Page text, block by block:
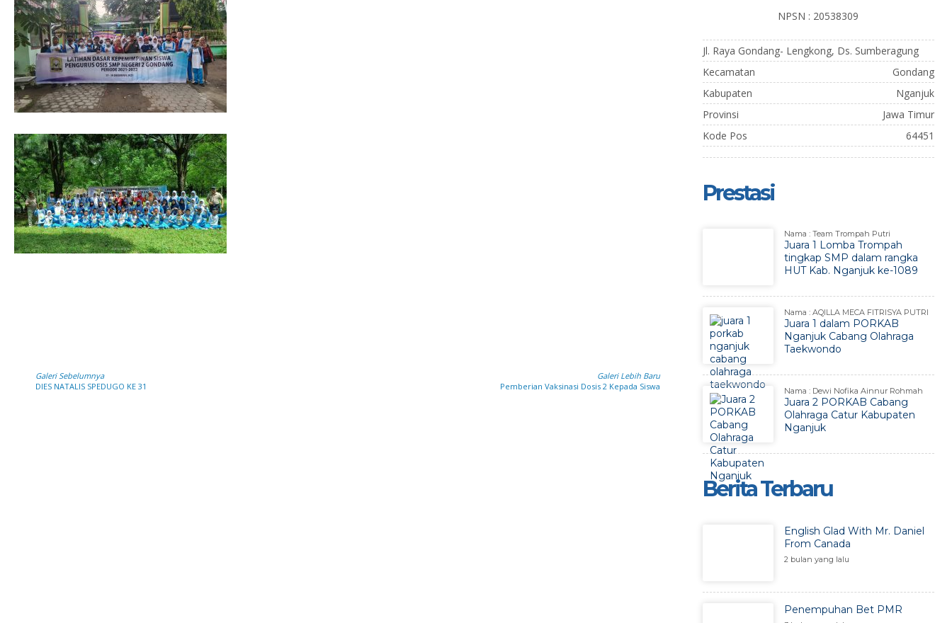
Galeri Sebelumnya
DIES NATALIS SPEDUGO KE 31
Galeri Lebih Baru
Pemberian Vaksinasi Dosis 2 Kepada Siswa
NPSN : 20538309
Jl. Raya Gondang- Lengkong, Ds. Sumberagung
Kecamatan
Gondang
Kabupaten
Nganjuk
Provinsi
Jawa Timur
Kode Pos
64451
Prestasi
Nama : Team Trompah Putri
Juara 1 Lomba Trompah
tingkap SMP dalam rangka
HUT Kab. Nganjuk ke-1089
Nama : AQILLA MECA FITRISYA PUTRI
Juara 1 dalam PORKAB
Nganjuk Cabang Olahraga
Taekwondo
Nama : Dewi Nofika Ainnur Rohmah
Juara 2 PORKAB Cabang
Olahraga Catur Kabupaten
Nganjuk
Berita Terbaru
English Glad With Mr. Daniel
From Canada
2 bulan yang lalu
Penempuhan Bet PMR